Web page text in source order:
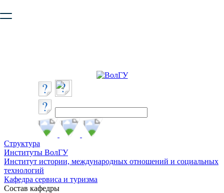
безопасную работу с сайтом. Пожалуйста
Структура
Институты ВолГУ
Институт истории, международных отношений и социальных
технологий
Кафедра сервиса и туризма
Состав кафедры